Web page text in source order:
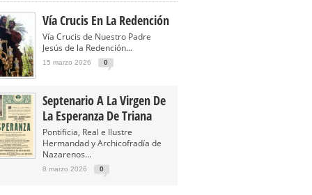
Vía Crucis En La Redención
Vía Crucis de Nuestro Padre
Jesús de la Redención...
15 marzo 2026 0
Septenario A La Virgen De
La Esperanza De Triana
Pontificia, Real e Ilustre
Hermandad y Archicofradía de
Nazarenos...
8 marzo 2026 0